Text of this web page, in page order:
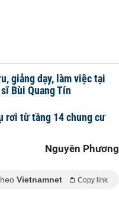
giảng dạy, làm việc tại
Bùi Quang Tín
rơi từ tầng 14 chung cư
Nguyên Phương
Vietnamnet Copy link